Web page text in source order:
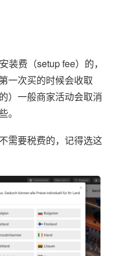
装费（setup fee）的，
一次买的时候会收取
）一般商家活动会取消
。
需要税费的，记得选这